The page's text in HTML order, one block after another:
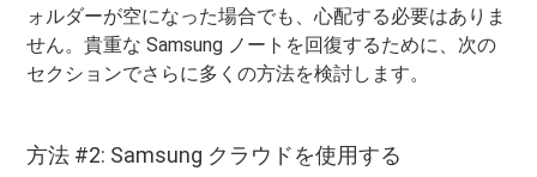
ォルダーが空になった場合でも、心配する必要はありま
せん。貴重な Samsung ノートを回復するために、次の
セクションでさらに多くの方法を検討します。
方法 #2: Samsung クラウドを使用する